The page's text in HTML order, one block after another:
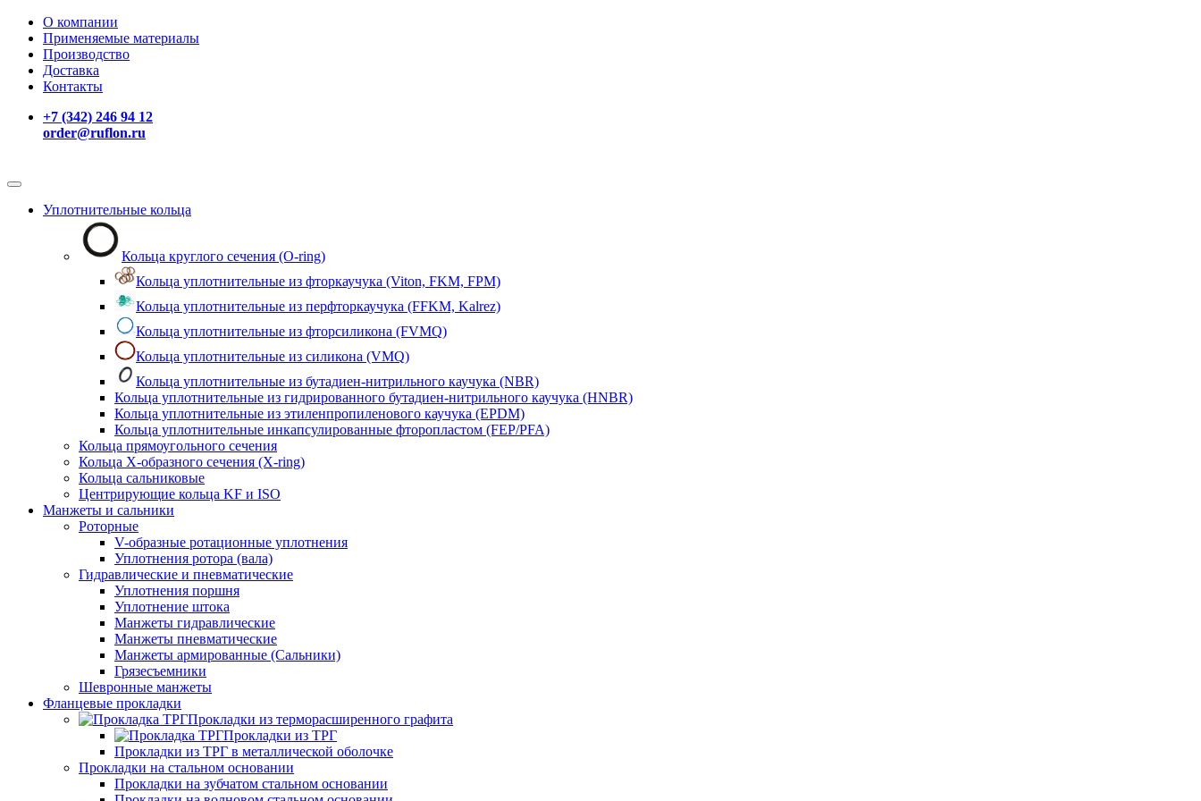
О компании
Применяемые материалы
Производство
Доставка
Контакты
+7 (342) 246 94 12
order@ruflon.ru
Уплотнительные кольца
Кольца круглого сечения (O-ring)
Кольца уплотнительные из фторкаучука (Viton, FKM, FPM)
Кольца уплотнительные из перфторкаучука (FFKM, Kalrez)
Кольца уплотнительные из фторсиликона (FVMQ)
Кольца уплотнительные из силикона (VMQ)
Кольца уплотнительные из бутадиен-нитрильного каучука (NBR)
Кольца уплотнительные из гидрированного бутадиен-нитрильного каучука (HNBR)
Кольца уплотнительные из этиленпропиленового каучука (EPDM)
Кольца уплотнительные инкапсулированные фторопластом (FEP/PFA)
Кольца прямоугольного сечения
Кольца Х-образного сечения (X-ring)
Кольца сальниковые
Центрирующие кольца KF и ISO
Манжеты и сальники
Роторные
V-образные ротационные уплотнения
Уплотнения ротора (вала)
Гидравлические и пневматические
Уплотнения поршня
Уплотнение штока
Манжеты гидравлические
Манжеты пневматические
Манжеты армированные (Сальники)
Грязесъемники
Шевронные манжеты
Фланцевые прокладки
Прокладки из терморасширенного графита
Прокладки из ТРГ
Прокладки из ТРГ в металлической оболочке
Прокладки на стальном основании
Прокладки на зубчатом стальном основании